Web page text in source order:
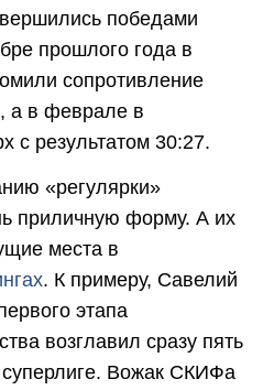
победами
прошлого года в
сопротивление
а в феврале в
с результатом 30:27.
«регулярки»
приличную форму. А их
места в
. К примеру, Савелий
этапа
возглавил сразу пять
суперлиге. Вожак СКИФа